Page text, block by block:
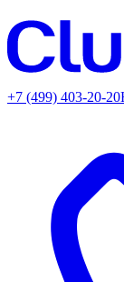
+7 (499) 403-20-20